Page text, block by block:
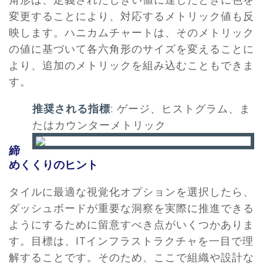
変更することにより、対応するメトリック値も反
映します。ハニカムチャートは、そのメトリック
の値に基づいて各六角形のサイズを変えることに
より、追加のメトリックを組み込むこともできま
す。
推奨される指標: ゲージ、ヒストグラム、ま
たはカウンターメトリック
締
めくくりのヒント
タイルに最適な視覚化オプションを選択したら、
ダッシュボードが重要な洞察を実際に推進できる
ようにするために留意すべき点がいくつかありま
す。目標は、ITインフラストラクチャを一目で理
解することです。そのため、ここで組織や設計な